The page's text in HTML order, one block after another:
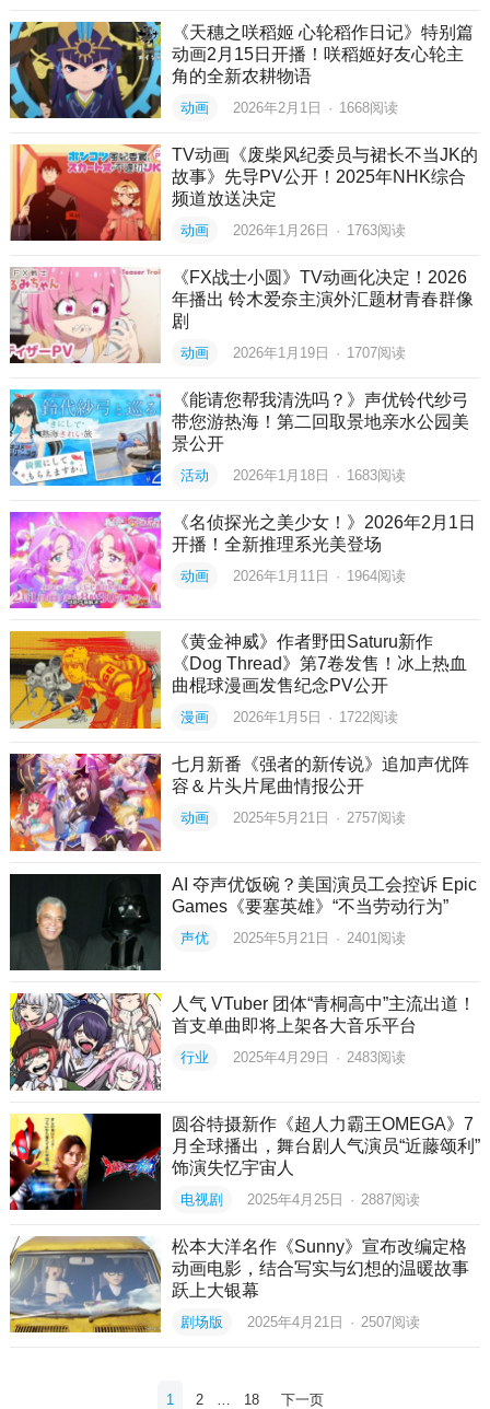
《天穗之咲稻姬 心轮稻作日记》特别篇
动画2月15日开播！咲稻姬好友心轮主
角的全新农耕物语
动画 2026年2月1日 · 1668阅读
TV动画《废柴风纪委员与裙长不当JK的
故事》先导PV公开！2025年NHK综合
频道放送决定
动画 2026年1月26日 · 1763阅读
《FX战士小圆》TV动画化决定！2026
年播出 铃木爱奈主演外汇题材青春群像
剧
动画 2026年1月19日 · 1707阅读
《能请您帮我清洗吗？》声优铃代纱弓
带您游热海！第二回取景地亲水公园美
景公开
活动 2026年1月18日 · 1683阅读
《名侦探光之美少女！》2026年2月1日
开播！全新推理系光美登场
动画 2026年1月11日 · 1964阅读
《黄金神威》作者野田Saturu新作
《Dog Thread》第7卷发售！冰上热血
曲棍球漫画发售纪念PV公开
漫画 2026年1月5日 · 1722阅读
七月新番《强者的新传说》追加声优阵
容＆片头片尾曲情报公开
动画 2025年5月21日 · 2757阅读
AI 夺声优饭碗？美国演员工会控诉 Epic
Games《要塞英雄》“不当劳动行为”
声优 2025年5月21日 · 2401 阅读
人气 VTuber 团体“青桐高中”主流出道！
首支单曲即将上架各大音乐平台
行业 2025年4月29日 · 2483阅读
圆谷特摄新作《超人力霸王OMEGA》7
月全球播出，舞台剧人气演员“近藤颂利”
饰演失忆宇宙人
电视剧 2025年4月25日 · 2887阅读
松本大洋名作《Sunny》宣布改编定格
动画电影，结合写实与幻想的温暖故事
跃上大银幕
剧场版 2025年4月21日 · 2507阅读
1 2 18 下一页